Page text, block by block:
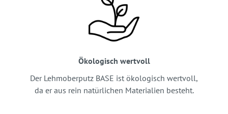
Ökologisch wertvoll
Der Lehmoberputz BASE ist ökologisch wertvoll,
da er aus rein natürlichen Materialien besteht.